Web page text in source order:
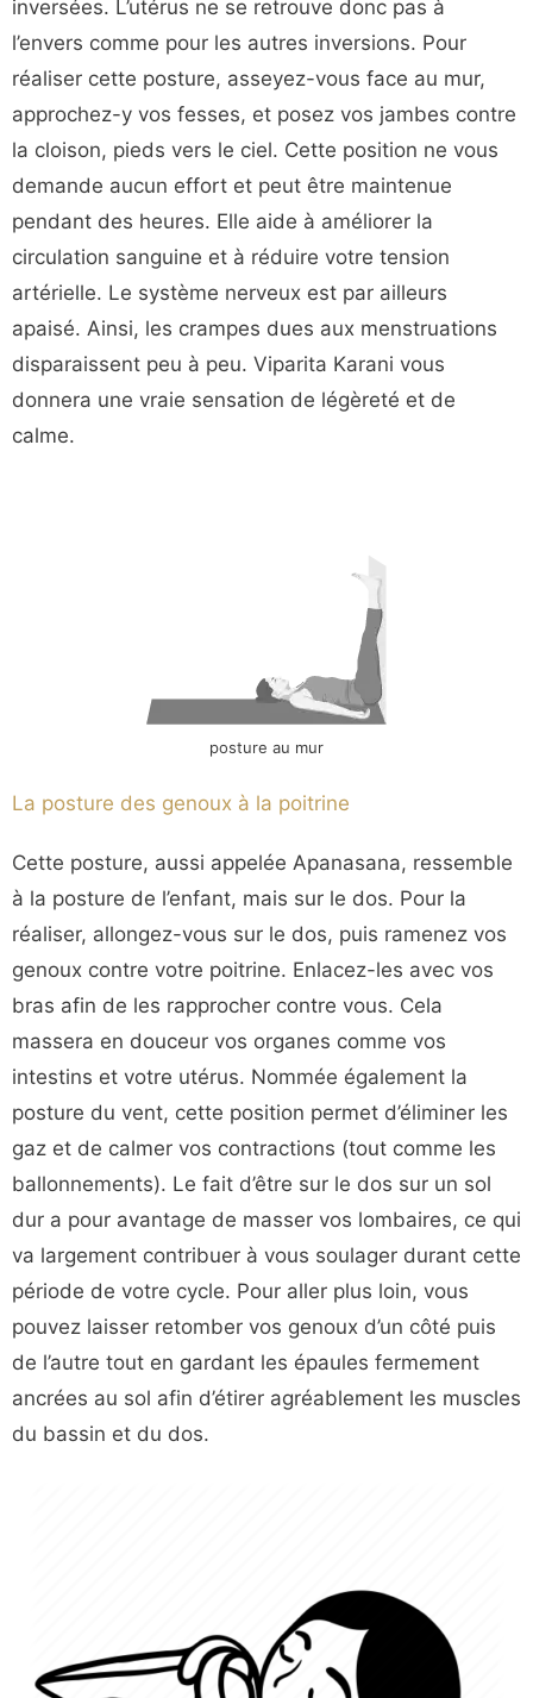
inversées. L’utérus ne se retrouve donc pas à
l’envers comme pour les autres inversions. Pour
réaliser cette posture, asseyez-vous face au mur,
approchez-y vos fesses, et posez vos jambes contre
la cloison, pieds vers le ciel. Cette position ne vous
demande aucun effort et peut être maintenue
pendant des heures. Elle aide à améliorer la
circulation sanguine et à réduire votre tension
artérielle. Le système nerveux est par ailleurs
apaisé. Ainsi, les crampes dues aux menstruations
disparaissent peu à peu. Viparita Karani vous
donnera une vraie sensation de légèreté et de
calme.
posture au mur
La posture des genoux à la poitrine
Cette posture, aussi appelée Apanasana, ressemble
à la posture de l’enfant, mais sur le dos. Pour la
réaliser, allongez-vous sur le dos, puis ramenez vos
genoux contre votre poitrine. Enlacez-les avec vos
bras afin de les rapprocher contre vous. Cela
massera en douceur vos organes comme vos
intestins et votre utérus. Nommée également la
posture du vent, cette position permet d’éliminer les
gaz et de calmer vos contractions (tout comme les
ballonnements). Le fait d’être sur le dos sur un sol
dur a pour avantage de masser vos lombaires, ce qui
va largement contribuer à vous soulager durant cette
période de votre cycle. Pour aller plus loin, vous
pouvez laisser retomber vos genoux d’un côté puis
de l’autre tout en gardant les épaules fermement
ancrées au sol afin d’étirer agréablement les muscles
du bassin et du dos.